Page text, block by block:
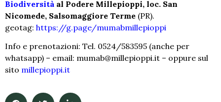
Biodiversità al Podere Millepioppi, loc. San
Nicomede, Salsomaggiore Terme (PR).
geotag: https://g.page/mumabmillepioppi
Info e prenotazioni: Tel. 0524/583595 (anche per
whatsapp) – email: mumab@millepioppi.it – oppure sul
sito millepioppi.it